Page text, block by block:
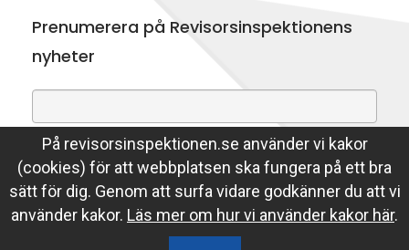
På revisorsinspektionen.se använder vi kakor
(cookies) för att webbplatsen ska fungera på ett bra
sätt för dig. Genom att surfa vidare godkänner du att vi
använder kakor. Läs mer om hur vi använder kakor här.
Prenumerera på Revisorsinspektionens
nyheter
Genom att prenumerera på nyheter godkänner du att
Revisorsinspektionen lagrar din e-postadress.
Läs mer